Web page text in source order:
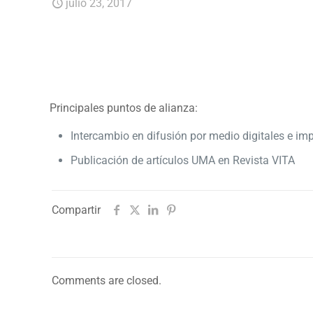
julio 23, 2017
Principales puntos de alianza:
Intercambio en difusión por medio digitales e
Publicación de artículos UMA en Revista VITA
Compartir
Comments are closed.